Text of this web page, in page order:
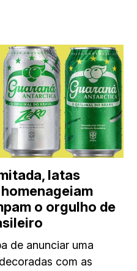
latas
o orgulho de
de anunciar uma
com as